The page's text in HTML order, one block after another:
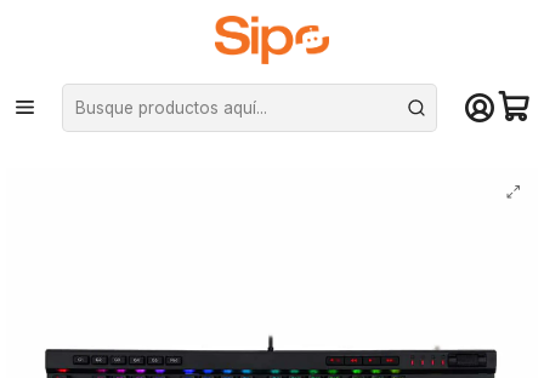
¡Compra hasta mediodía y recibe hoy! De lunes a sábado en el gran
Santiago. Envío gratis desde $29.990
Inicio Computación y Gamers Teclados Mecánicos
Teclado Mecánico Redragon Vata Pro, Switch Brown Óptico, RGB